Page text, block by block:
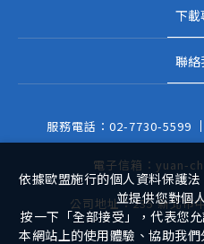
下載
聯絡
服務電話： 02-7730-5599
電子信箱： yuan-
公司地址：235 新北市
依據歐盟施行的個人資料保護
並提供您對個
按一下「全部接受」，代表您
本網站上的使用體驗、協助我